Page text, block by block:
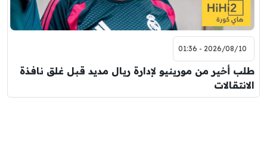
2026/08/10 - 01:36
طلب أخير من مورينيو لإدارة ريال مديد قبل غلق نافذة
الانتقالات